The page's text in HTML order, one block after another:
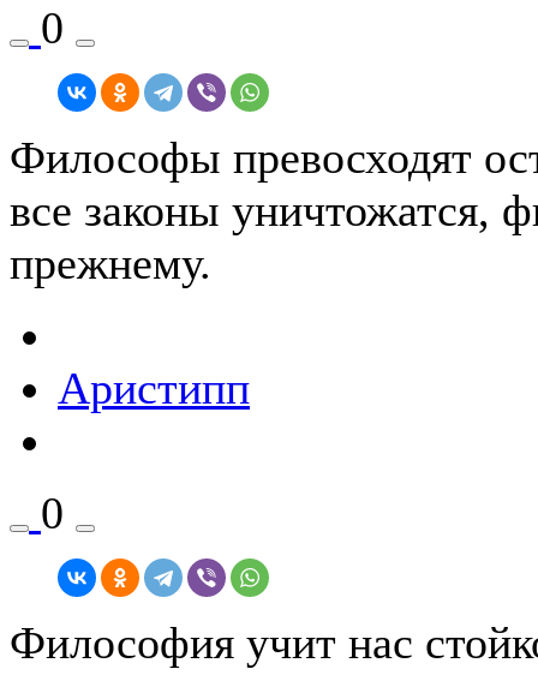
0
Философы превосходят
все законы уничтожатся,
прежнему.
Аристипп
0
Философия учит нас